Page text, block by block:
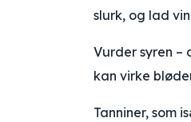
slurk, og lad
Vurder syren –
kan virke
Tanniner, som